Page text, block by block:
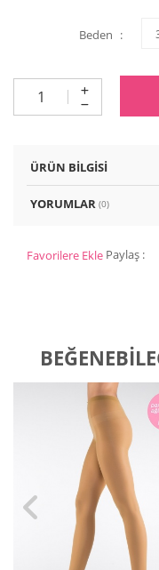
Beden
ÜRÜN BILGISI
YORUMLAR (0)
Favorilere Ekle Paylaş :